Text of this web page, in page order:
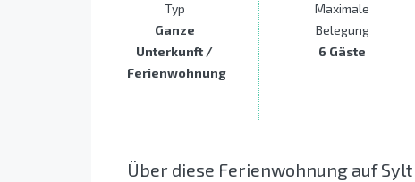
Typ
Ganze
Unterkunft /
Ferienwohnung
Maximale
Belegung
6 Gäste
Über diese Ferienwohnung auf Sylt